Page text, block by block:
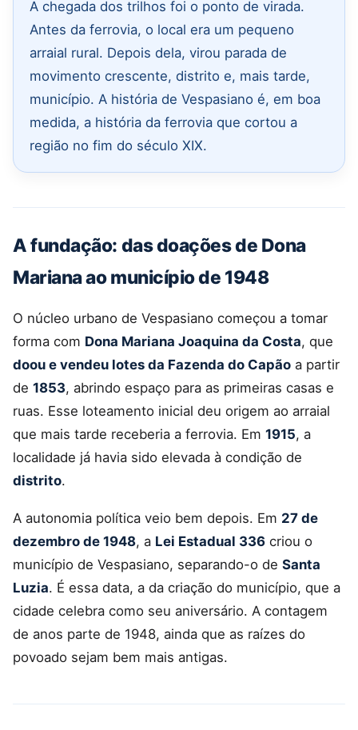
A chegada dos trilhos foi o ponto de virada.
Antes da ferrovia, o local era um pequeno
arraial rural. Depois dela, virou parada de
movimento crescente, distrito e, mais tarde,
município. A história de Vespasiano é, em boa
medida, a história da ferrovia que cortou a
região no fim do século XIX.
A fundação: das doações de Dona
Mariana ao município de 1948
O núcleo urbano de Vespasiano começou a tomar
forma com Dona Mariana Joaquina da Costa, que
doou e vendeu lotes da Fazenda do Capão a partir
de 1853, abrindo espaço para as primeiras casas e
ruas. Esse loteamento inicial deu origem ao arraial
que mais tarde receberia a ferrovia. Em 1915, a
localidade já havia sido elevada à condição de
distrito.
A autonomia política veio bem depois. Em 27 de
dezembro de 1948, a Lei Estadual 336 criou o
município de Vespasiano, separando-o de Santa
Luzia. É essa data, a da criação do município, que a
cidade celebra como seu aniversário. A contagem
de anos parte de 1948, ainda que as raízes do
povoado sejam bem mais antigas.